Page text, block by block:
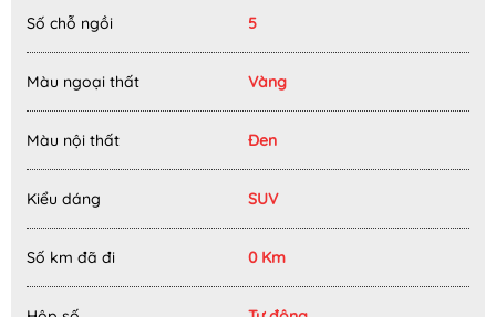
Số chỗ ngồi 5
Màu ngoại thất Vàng
Màu nội thất Đen
Kiểu dáng SUV
Số km đã đi 0 Km